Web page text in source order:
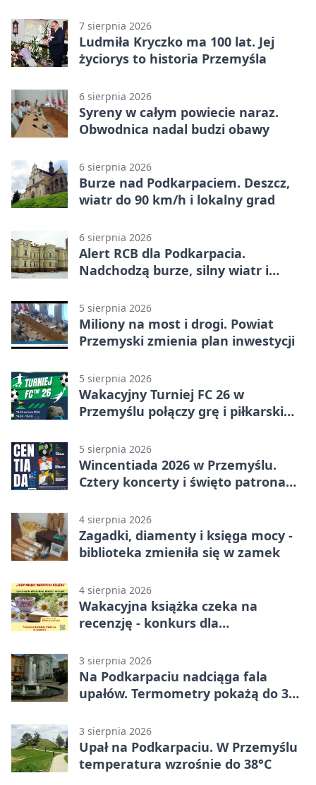
7 sierpnia 2026
Ludmiła Kryczko ma 100 lat. Jej
życiorys to historia Przemyśla
6 sierpnia 2026
Syreny w całym powiecie naraz.
Obwodnica nadal budzi obawy
6 sierpnia 2026
Burze nad Podkarpaciem. Deszcz,
wiatr do 90 km/h i lokalny grad
6 sierpnia 2026
Alert RCB dla Podkarpacia.
Nadchodzą burze, silny wiatr i
5 sierpnia 2026
Miliony na most i drogi. Powiat
Przemyski zmienia plan inwestycji
5 sierpnia 2026
Wakacyjny Turniej FC 26 w
Przemyślu połączy grę i piłkarski
5 sierpnia 2026
Wincentiada 2026 w Przemyślu.
Cztery koncerty i święto patrona
4 sierpnia 2026
Zagadki, diamenty i księga mocy -
biblioteka zmieniła się w zamek
4 sierpnia 2026
Wakacyjna książka czeka na
recenzję - konkurs dla
3 sierpnia 2026
Na Podkarpaciu nadciąga fala
upałów. Termometry pokażą do 36
3 sierpnia 2026
Upał na Podkarpaciu. W Przemyślu
temperatura wzrośnie do 38°C